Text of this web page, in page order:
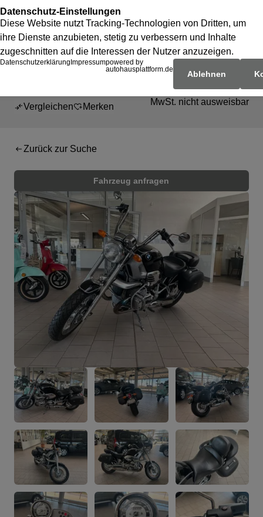
Vergleichen
Merken
Barpreis
9.990 €
MwSt. nicht ausweisbar
Zurück zur Suche
Fahrzeug anfragen